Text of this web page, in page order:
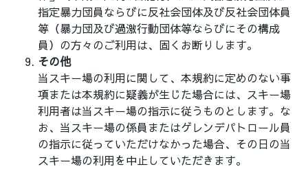
指定暴力団員ならびに反社会団体及び反社会団体員
等（暴力団及び過激行動団体等ならびにその構成
員）の方々のご利用は、固くお断りします。
その他
当スキー場の利用に関して、本規約に定めのない事
項または本規約に疑義が生じた場合には、スキー場
利用者は当スキー場の指示に従うものとします。な
お、当スキー場の係員またはゲレンデパトロール員
の指示に従っていただけなかった場合、その日の当
スキー場の利用を中止していただきます。